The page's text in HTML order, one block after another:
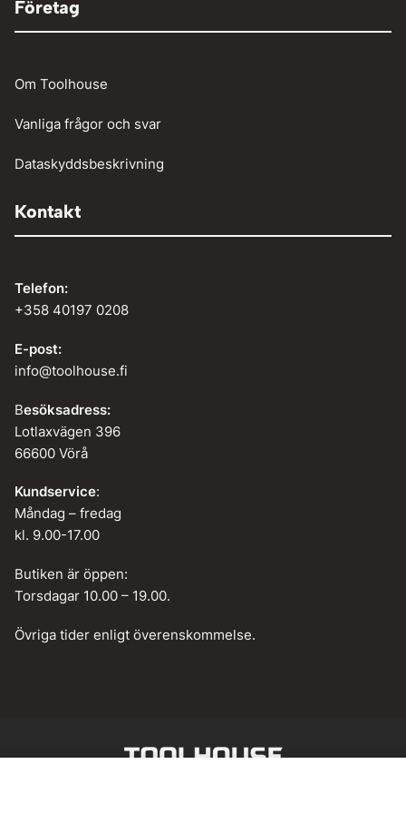
Företag
Om Toolhouse
Vanliga frågor och svar
Dataskyddsbeskrivning
Kontakt
Telefon:
+358 40197 0208
E-post:
info@toolhouse.fi
Besöksadress:
Lotlaxvägen 396
66600 Vörå
Kundservice:
Måndag – fredag
kl. 9.00-17.00
Butiken är öppen:
Torsdagar 10.00 – 19.00.
Övriga tider enligt överenskommelse.